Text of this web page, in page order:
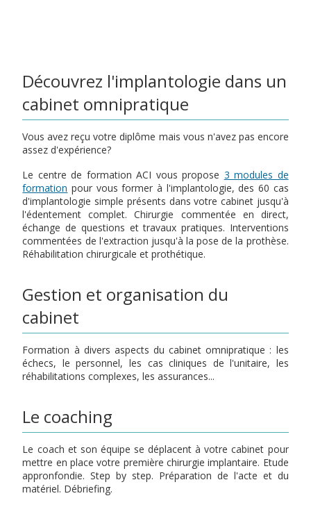
Découvrez l'implantologie dans un
cabinet omnipratique
Vous avez reçu votre diplôme mais vous n'avez pas encore
assez d'expérience?
Le centre de formation ACI vous propose 3 modules de
formation pour vous former à l'implantologie, des 60 cas
d'implantologie simple présents dans votre cabinet jusqu'à
l'édentement complet. Chirurgie commentée en direct,
échange de questions et travaux pratiques. Interventions
commentées de l'extraction jusqu'à la pose de la prothèse.
Réhabilitation chirurgicale et prothétique.
Gestion et organisation du
cabinet
Formation à divers aspects du cabinet omnipratique : les
échecs, le personnel, les cas cliniques de l'unitaire, les
réhabilitations complexes, les assurances...
Le coaching
Le coach et son équipe se déplacent à votre cabinet pour
mettre en place votre première chirurgie implantaire. Etude
appronfondie. Step by step. Préparation de l'acte et du
matériel. Débriefing.